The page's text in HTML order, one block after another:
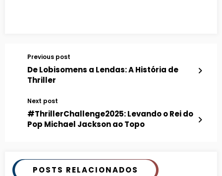
Previous post
De Lobisomens a Lendas: A História de
Thriller
Next post
#ThrillerChallenge2025: Levando o Rei do
Pop Michael Jackson ao Topo
POSTS RELACIONADOS